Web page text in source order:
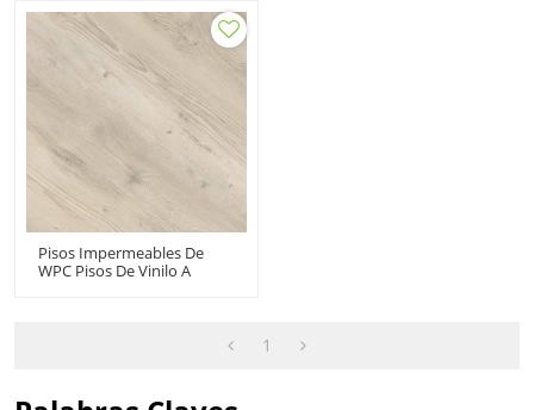
Impermeable Libre De VOC
Reciclable
Pisos Impermeables De
WPC Pisos De Vinilo A
1